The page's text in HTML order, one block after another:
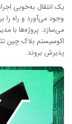
یک انتقال به‌خوبی
وجود می‌آورد و راه را
می‌سازد. پروژه‌ها با
اکوسیستم بلاک چین
پذیرش بروند.